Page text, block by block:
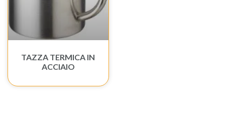
TAZZA TERMICA IN
ACCIAIO